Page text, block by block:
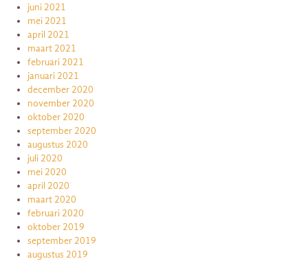
juni 2021
mei 2021
april 2021
maart 2021
februari 2021
januari 2021
december 2020
november 2020
oktober 2020
september 2020
augustus 2020
juli 2020
mei 2020
april 2020
maart 2020
februari 2020
oktober 2019
september 2019
augustus 2019